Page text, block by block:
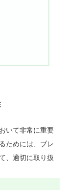
いて非常に重要
ためには、ブレ
、適切に取り扱